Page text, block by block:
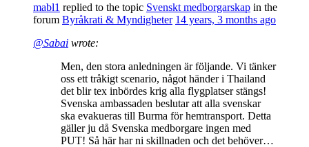
mabl1 replied to the topic Svenskt medborgarskap in the
forum Byråkrati & Myndigheter 14 years, 3 months ago
@Sabai wrote:
Men, den stora anledningen är följande. Vi tänker
oss ett tråkigt scenario, något händer i Thailand
det blir tex inbördes krig alla flygplatser stängs!
Svenska ambassaden beslutar att alla svenskar
ska evakueras till Burma för hemtransport. Detta
gäller ju då Svenska medborgare ingen med
PUT! Så här har ni skillnaden och det behöver…